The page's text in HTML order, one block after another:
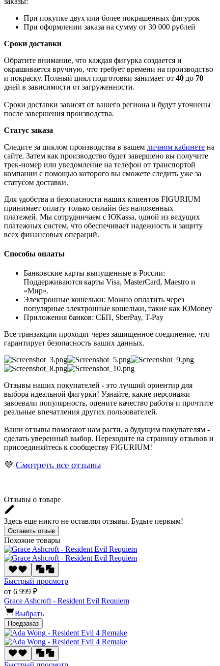
При покупке двух или более покрашенных фигурок
При оформлении заказа на сумму от 30 000 рублей
Сроки доставки
Обратите внимание, что каждая фигурка создается и
окрашивается вручную, что требует времени на производство
и покраску. Полный цикл подготовки занимает от 40 до 70
дней в зависимости от загруженности.
Сроки доставки зависят от вашего региона и будут уточнены
после завершения производства.
Статус заказа
Следите за циклом производства в вашем личном кабинете на
сайте. Затем как производство будет завершено вы получите
трек-номер или уведомление на телефон от транспортой
компании с помощью которого вы сможете следить уже за
статусом доставки.
Для удобства и безопасности наших клиентов FIGURIUM
принимает оплату только онлайн без наложенных
платежей. Мы сотрудничаем с ЮKassa, одной из ведущих
платежных систем, что обеспечивает надежность и защиту
всех финансовых операций.
Способы оплаты
Банковские карты выпущенные в России:
Поддерживаются карты Visa, MasterCard, Maestro и
«Мир».
Электронные кошельки: Можно оплатить через
популярные электронные кошельки, такие как ЮMoney
Приложения банков: СБП, SberPay, T-Pay
Все транзакции проходят через защищенное соединение, что
гарантирует безопасность ваших данных.
Отзывы наших покупателей - это лучший ориентир для
выбора идеальной фигурки! Узнайте, какие персонажи
завоевали популярность, оцените качество работы и прочтите
реальные впечатления других пользователей.
Ваши отзывы помогают нам расти, а будущим покупателям -
сделать уверенный выбор. Переходите на страницу отзывов и
присоединяйтесь к сообществу FIGURIUM!
💜 Смотреть все отзывы
Отзывы о товаре
Здесь еще никто не оставлял отзывы. Будьте первым!
Оставить отзыв
Похожие товары
Быстрый просмотр
от 6 999 ₽
Grace Ashcroft - Resident Evil Requiem
Выбрать
Предзаказ